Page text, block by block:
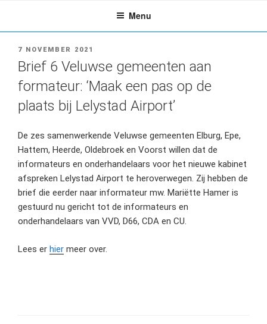
de
inhoud
Menu
GEPLAATST
OP
7 NOVEMBER 2021
Brief 6 Veluwse gemeenten aan
formateur: ‘Maak een pas op de
plaats bij Lelystad Airport’
De zes samenwerkende Veluwse gemeenten Elburg, Epe,
Hattem, Heerde, Oldebroek en Voorst willen dat de
informateurs en onderhandelaars voor het nieuwe kabinet
afspreken Lelystad Airport te heroverwegen. Zij hebben de
brief die eerder naar informateur mw. Mariëtte Hamer is
gestuurd nu gericht tot de informateurs en
onderhandelaars van VVD, D66, CDA en CU.
Lees er hier meer over.